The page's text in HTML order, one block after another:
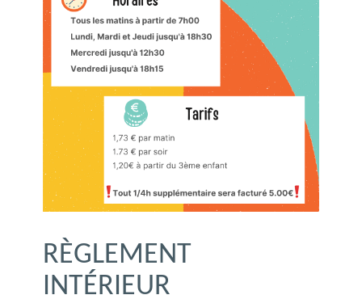
RÈGLEMENT
INTÉRIEUR